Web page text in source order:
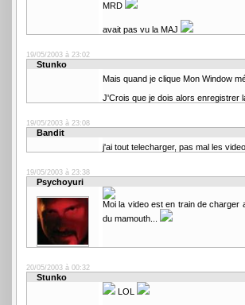
MRD
avait pas vu la MAJ
19/05/2003 à 23:02
Stunko
Mais quand je clique Mon Window
J'Crois que je dois alors enregistrer
19/05/2003 à 23:08
Bandit
j'ai tout telecharger, pas mal les
19/05/2003 à 23:38
Psychoyuri
Moi la video est en train de charger
du mamouth...
20/05/2003 à 00:32
Stunko
LOL